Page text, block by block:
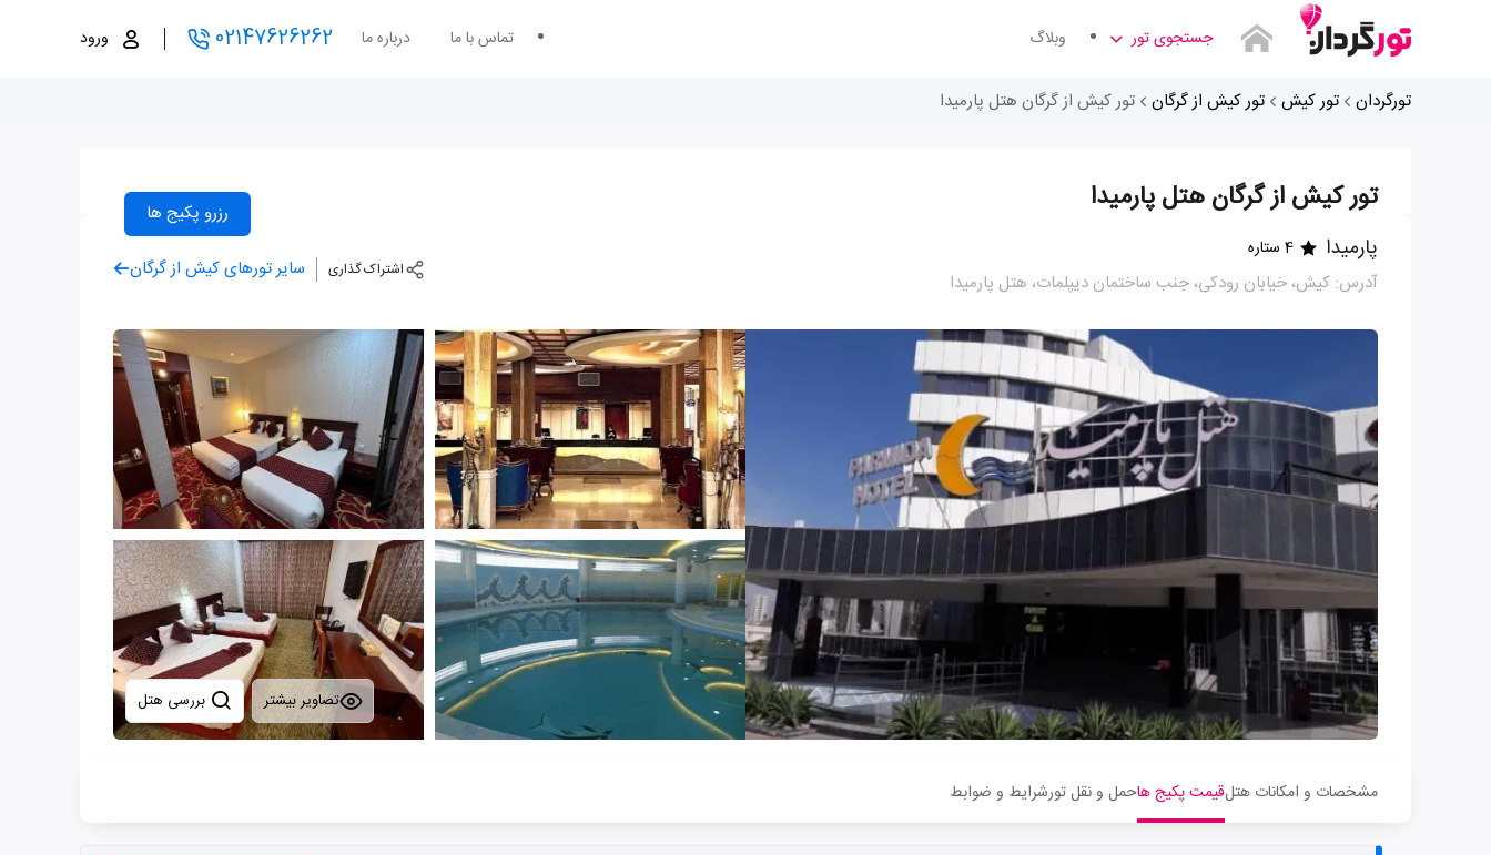
جستجوی تور وبلاگ تماس با ما درباره ما 02147626262 ورود
تورگردان تور کیش تور کیش از گرگان تور کیش از گرگان هتل پارمیدا
تور کیش از گرگان هتل پارمیدا رزرو پکیج ها
پارمیدا 4 ستاره
آدرس: کیش، خیابان رودکی، جنب ساختمان دیپلمات، هتل پارمیدا
اشتراک گذاری سایر تورهای کیش از گرگان
تصاویر بیشتر
مشخصات و امکانات هتلقیمت پکیج هاحمل و نقل تورشرایط و ضوابط